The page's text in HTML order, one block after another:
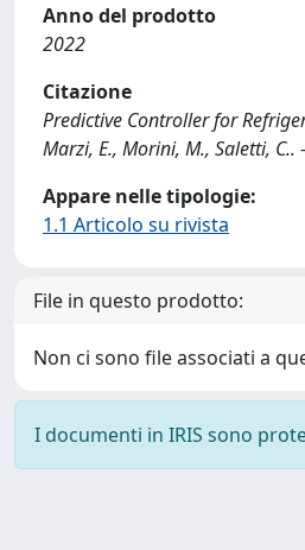
Anno del prodotto
2022
Citazione
Predictive Controller for
Marzi, E., Morini, M., Saletti,
Appare nelle tipologie:
1.1 Articolo su rivista
File in questo prodotto:
Non ci sono file associati a
I documenti in IRIS sono